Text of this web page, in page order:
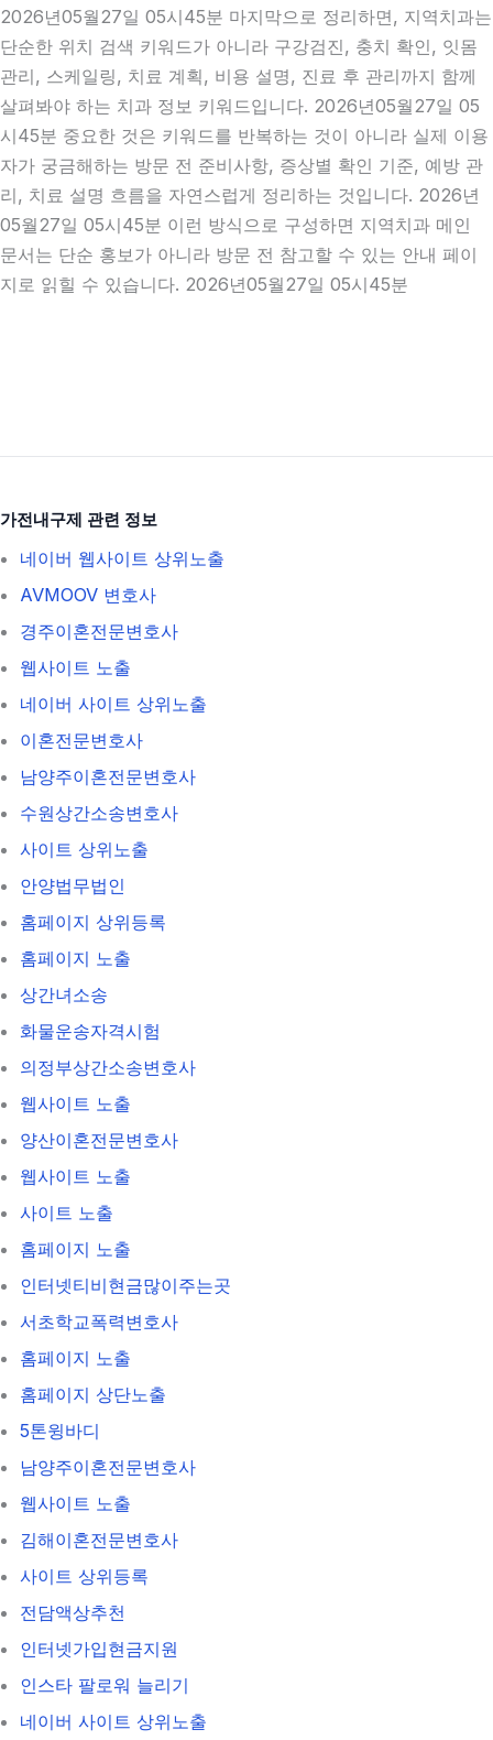
2026년05월27일 05시45분 마지막으로 정리하면, 지역치과는
단순한 위치 검색 키워드가 아니라 구강검진, 충치 확인, 잇몸
관리, 스케일링, 치료 계획, 비용 설명, 진료 후 관리까지 함께
살펴봐야 하는 치과 정보 키워드입니다. 2026년05월27일 05
시45분 중요한 것은 키워드를 반복하는 것이 아니라 실제 이용
자가 궁금해하는 방문 전 준비사항, 증상별 확인 기준, 예방 관
리, 치료 설명 흐름을 자연스럽게 정리하는 것입니다. 2026년
05월27일 05시45분 이런 방식으로 구성하면 지역치과 메인
문서는 단순 홍보가 아니라 방문 전 참고할 수 있는 안내 페이
지로 읽힐 수 있습니다. 2026년05월27일 05시45분
가전내구제 관련 정보
네이버 웹사이트 상위노출
AVMOOV 변호사
경주이혼전문변호사
웹사이트 노출
네이버 사이트 상위노출
이혼전문변호사
남양주이혼전문변호사
수원상간소송변호사
사이트 상위노출
안양법무법인
홈페이지 상위등록
홈페이지 노출
상간녀소송
화물운송자격시험
의정부상간소송변호사
웹사이트 노출
양산이혼전문변호사
웹사이트 노출
사이트 노출
홈페이지 노출
인터넷티비현금많이주는곳
서초학교폭력변호사
홈페이지 노출
홈페이지 상단노출
5톤윙바디
남양주이혼전문변호사
웹사이트 노출
김해이혼전문변호사
사이트 상위등록
전담액상추천
인터넷가입현금지원
인스타 팔로워 늘리기
네이버 사이트 상위노출